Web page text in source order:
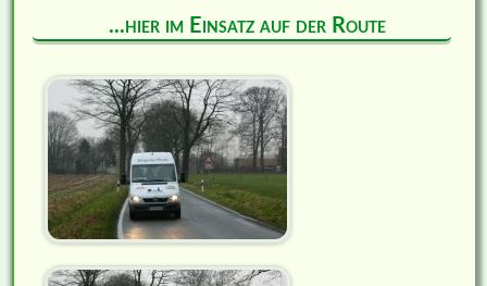
...hier im Einsatz auf der Route